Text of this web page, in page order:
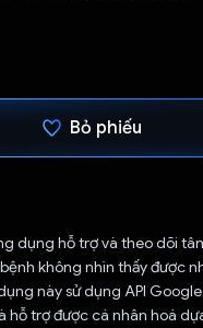
Bỏ phiếu
dụng hỗ trợ và theo dõi
không nhìn thấy được
này sử dụng API
hỗ trợ được cá nhân hoá